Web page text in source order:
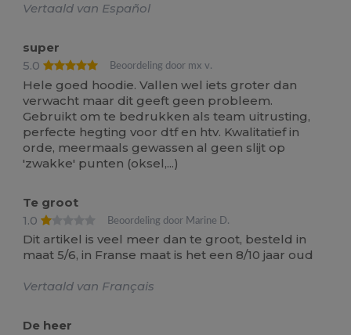
Vertaald van Español
super
5.0
Beoordeling door mx v.
Hele goed hoodie. Vallen wel iets groter dan
verwacht maar dit geeft geen probleem.
Gebruikt om te bedrukken als team uitrusting,
perfecte hegting voor dtf en htv. Kwalitatief in
orde, meermaals gewassen al geen slijt op
'zwakke' punten (oksel,...)
Te groot
1.0
Beoordeling door Marine D.
Dit artikel is veel meer dan te groot, besteld in
maat 5/6, in Franse maat is het een 8/10 jaar oud
Vertaald van Français
De heer